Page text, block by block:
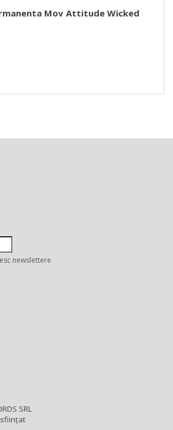
Mov Attitude Wicked
newslettere
SRL